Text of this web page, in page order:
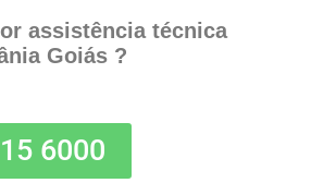
assistência técnica
Goiás ?
6000